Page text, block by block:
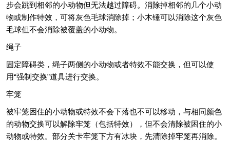
步会跳到相邻的小动物但无法越过障碍。消除掉相邻的几个小动
物或制作特效，可将灰色毛球消除掉；小木锤可以消除这个灰色
毛球但不会消除被覆盖的小动物。
绳子
固定障碍类，绳子两侧的小动物或者特效不能交换，但可以使
用“强制交换”道具进行交换。
牢笼
被牢笼困住的小动物或特效不会下落也不可以移动，与相同颜色
的动物交换可以解除牢笼（包括特效），但不会清除被困住的小
动物或特效。部分关卡牢笼下方有冰块，先清除掉牢笼再消除。